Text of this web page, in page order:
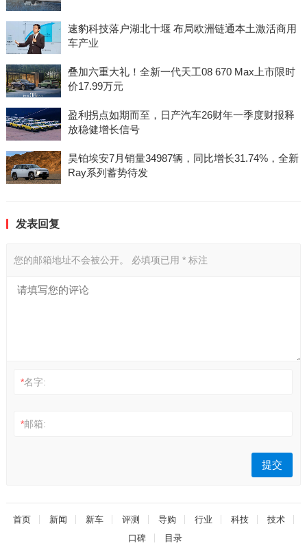
速豹科技落户湖北十堰 布局欧洲链通本土激活商用
车产业
叠加六重大礼！全新一代天工08 670 Max上市限时
价17.99万元
盈利拐点如期而至，日产汽车26财年一季度财报释
放稳健增长信号
昊铂埃安7月销量34987辆，同比增长31.74%，全新
Ray系列蓄势待发
发表回复
您的邮箱地址不会被公开。 必填项已用 *标注
*名字:
*邮箱:
首页 新闻 新车 评测 导购 行业 科技
技术
口碑
目录